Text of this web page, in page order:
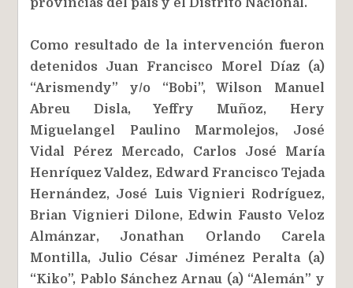
provincias del país y el Distrito Nacional.
Como resultado de la intervención fueron
detenidos Juan Francisco Morel Díaz (a)
“Arismendy” y/o “Bobi”, Wilson Manuel
Abreu Disla, Yeffry Muñoz, Hery
Miguelangel Paulino Marmolejos, José
Vidal Pérez Mercado, Carlos José María
Henríquez Valdez, Edward Francisco Tejada
Hernández, José Luis Vignieri Rodríguez,
Brian Vignieri Dilone, Edwin Fausto Veloz
Almánzar, Jonathan Orlando Carela
Montilla, Julio César Jiménez Peralta (a)
“Kiko”, Pablo Sánchez Arnau (a) “Alemán” y